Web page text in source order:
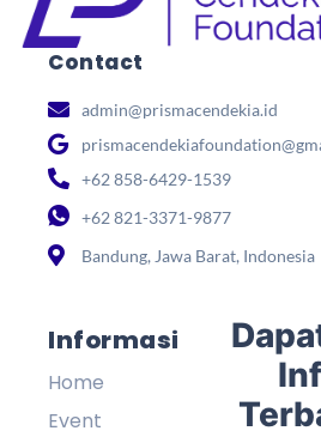
Contact
admin@prismacendekia.id
+62 858-6429-1539
+62 821-3371-9877
Bandung, Jawa Barat, Indonesia
Informasi
Home
Event